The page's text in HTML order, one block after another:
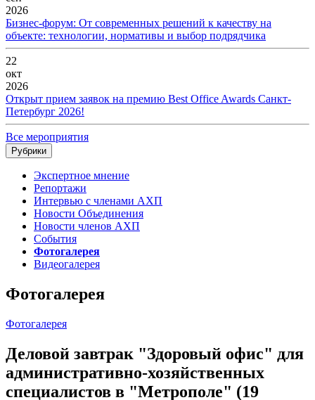
2026
Бизнес-форум: От современных решений к качеству на
объекте: технологии, нормативы и выбор подрядчика
22
окт
2026
Открыт прием заявок на премию Best Office Awards Санкт-
Петербург 2026!
Все мероприятия
Рубрики
Экспертное мнение
Репортажи
Интервью с членами АХП
Новости Объединения
Новости членов АХП
События
Фотогалерея
Видеогалерея
Фотогалерея
Фотогалерея
Деловой завтрак "Здоровый офис" для
административно-хозяйственных
специалистов в "Метрополе" (19